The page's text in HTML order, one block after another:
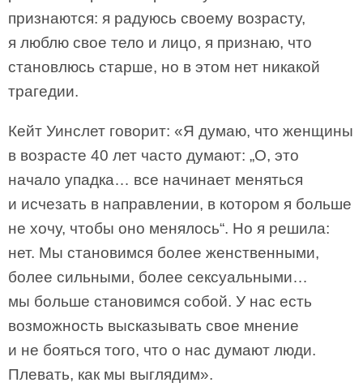
признаются: я радуюсь своему возрасту,
я люблю свое тело и лицо, я признаю, что
становлюсь старше, но в этом нет никакой
трагедии.
Кейт Уинслет говорит: «Я думаю, что женщины
в возрасте 40 лет часто думают: „О, это
начало упадка… все начинает меняться
и исчезать в направлении, в котором я больше
не хочу, чтобы оно менялось“. Но я решила:
нет. Мы становимся более женственными,
более сильными, более сексуальными…
мы больше становимся собой. У нас есть
возможность высказывать свое мнение
и не бояться того, что о нас думают люди.
Плевать, как мы выглядим».